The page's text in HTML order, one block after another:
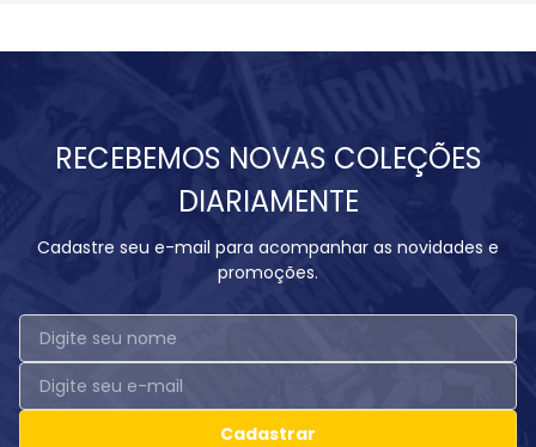
RECEBEMOS NOVAS COLEÇÕES
DIARIAMENTE
Cadastre seu e-mail para acompanhar as novidades e
promoções.
Cadastrar